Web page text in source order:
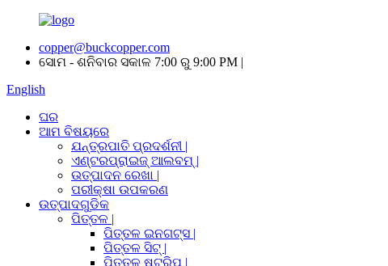
copper@buckcopper.com
ସୋମ - ଶନିବାର ସକାଳ 7:00 ରୁ 9:00 PM |
English
ଘର
ଆମ ବିଷୟରେ
ଯନ୍ତ୍ରପାତି ପ୍ରଦର୍ଶନୀ |
ଏଣ୍ଟରପ୍ରାଇଜ୍ ଆଲବମ୍ |
ଉତ୍ପାଦନ ରେଖା |
ପରୀକ୍ଷା ଉପକରଣ
ଉତ୍ପାଦଗୁଡିକ
ପିତ୍ତଳ |
ପିତ୍ତଳ ଇନଗଟ୍ସ |
ପିତ୍ତଳ ସିଟ୍ |
ପିତ୍ତଳ ଷ୍ଟ୍ରିପ୍ |